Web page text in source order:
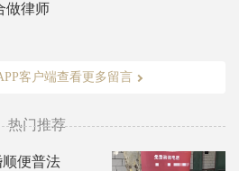
做律师
客户端查看更多留言
热门推荐
顺便普法